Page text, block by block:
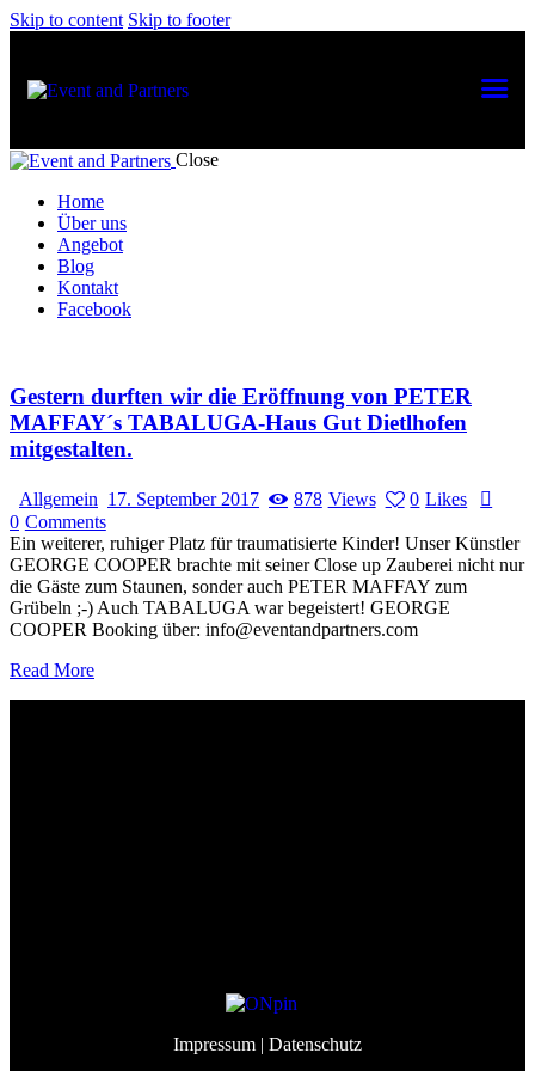
Skip to content Skip to footer
Close
Home
Über uns
Angebot
Blog
Kontakt
Facebook
Gestern durften wir die Eröffnung von PETER
MAFFAY´s TABALUGA-Haus Gut Dietlhofen
mitgestalten.
Allgemein 17. September 2017 878 Views 0 Likes
0 Comments
Ein weiterer, ruhiger Platz für traumatisierte Kinder! Unser Künstler
GEORGE COOPER brachte mit seiner Close up Zauberei nicht nur
die Gäste zum Staunen, sonder auch PETER MAFFAY zum
Grübeln ;-) Auch TABALUGA war begeistert! GEORGE
COOPER Booking über: info@eventandpartners.com
Read More
Impressum | Datenschutz